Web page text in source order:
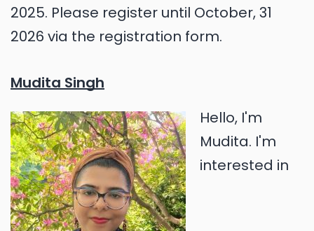
2025. Please register until October, 31
2026 via the registration form.
Mudita Singh
Hello, I'm
Mudita. I'm
interested in